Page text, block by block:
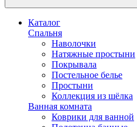
Каталог
Спальня
Наволочки
Натяжные простыни
Покрывала
Постельное белье
Простыни
Коллекция из шёлка
Ванная комната
Коврики для ванной